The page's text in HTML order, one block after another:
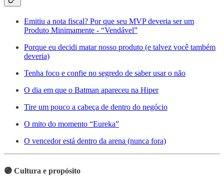
Emitiu a nota fiscal? Por que seu MVP deveria ser um
Produto Minimamente - “Vendável”
Porque eu decidi matar nosso produto (e talvez você também
deveria)
Tenha foco e confie no segredo de saber usar o não
O dia em que o Batman apareceu na Hiper
Tire um pouco a cabeça de dentro do negócio
O mito do momento “Eureka”
O vencedor está dentro da arena (nunca fora)
🟣 Cultura e propósito